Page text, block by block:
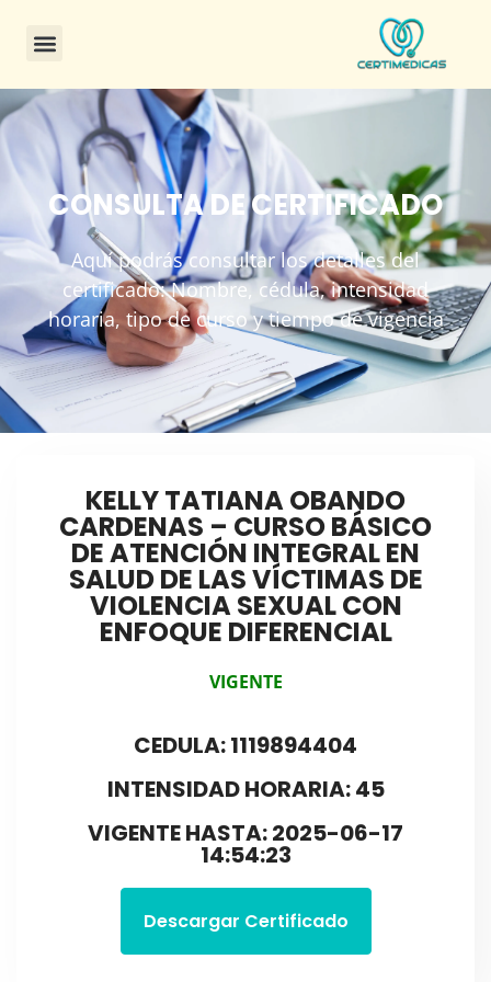
CONSULTA DE CERTIFICADO
Aquí podrás consultar los detalles del
certificado: Nombre, cédula, intensidad
horaria, tipo de curso y tiempo de vigencia
KELLY TATIANA OBANDO
CARDENAS – CURSO BÁSICO
DE ATENCIÓN INTEGRAL EN
SALUD DE LAS VÍCTIMAS DE
VIOLENCIA SEXUAL CON
ENFOQUE DIFERENCIAL
VIGENTE
CEDULA: 1119894404
INTENSIDAD HORARIA: 45
VIGENTE HASTA: 2025-06-17
14:54:23
Descargar Certificado